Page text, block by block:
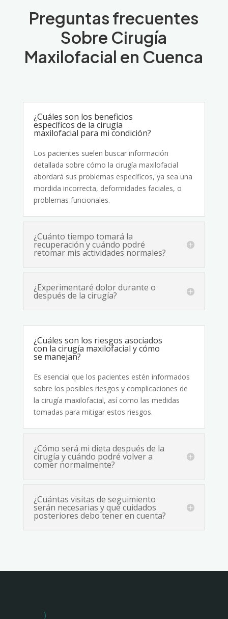
Preguntas frecuentes
Sobre Cirugía
Maxilofacial en Cuenca
¿Cuáles son los beneficios
específicos de la cirugía
maxilofacial para mi condición?
Los pacientes suelen buscar información
detallada sobre cómo la cirugía maxilofacial
abordará sus problemas específicos, ya sea una
mordida incorrecta, deformidades faciales, o
problemas funcionales.
¿Cuánto tiempo tomará la
recuperación y cuándo podré
retomar mis actividades normales?
¿Experimentaré dolor durante o
después de la cirugía?
¿Cuáles son los riesgos asociados
con la cirugía maxilofacial y cómo
se manejan?
Es esencial que los pacientes estén informados
sobre los posibles riesgos y complicaciones de
la cirugía maxilofacial, así como las medidas
tomadas para mitigar estos riesgos.
¿Cómo será mi dieta después de la
cirugía y cuándo podré volver a
comer normalmente?
¿Cuántas visitas de seguimiento
serán necesarias y qué cuidados
posteriores debo tener en cuenta?